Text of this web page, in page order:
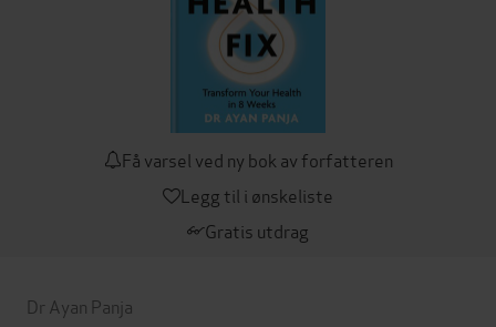
Få varsel ved ny bok av forfatteren
Legg til i ønskeliste
Gratis utdrag
Dr Ayan Panja